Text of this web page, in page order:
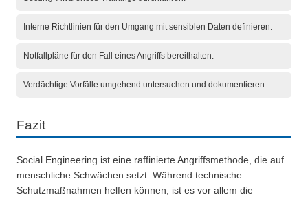
Interne Richtlinien für den Umgang mit sensiblen Daten definieren.
Notfallpläne für den Fall eines Angriffs bereithalten.
Verdächtige Vorfälle umgehend untersuchen und dokumentieren.
Fazit
Social Engineering ist eine raffinierte Angriffsmethode, die auf
menschliche Schwächen setzt. Während technische
Schutzmaßnahmen helfen können, ist es vor allem die